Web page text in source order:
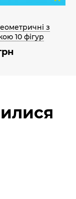
з
10 фігур